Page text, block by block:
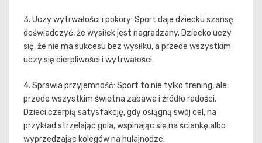
3. Uczy wytrwałości i pokory: Sport daje dziecku szansę
doświadczyć, że wysiłek jest nagradzany. Dziecko uczy
się, że nie ma sukcesu bez wysiłku, a przede wszystkim
uczy się cierpliwości i wytrwałości.
4. Sprawia przyjemność: Sport to nie tylko trening, ale
przede wszystkim świetna zabawa i źródło radości.
Dzieci czerpią satysfakcję, gdy osiągną swój cel, na
przykład strzelając gola, wspinając się na ściankę albo
wyprzedzając kolegów na hulajnodze.